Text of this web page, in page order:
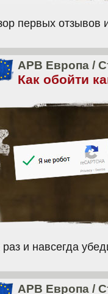
первых отзывов
APB Европа /
Как обойти
раз и навсегда
APB Европа /